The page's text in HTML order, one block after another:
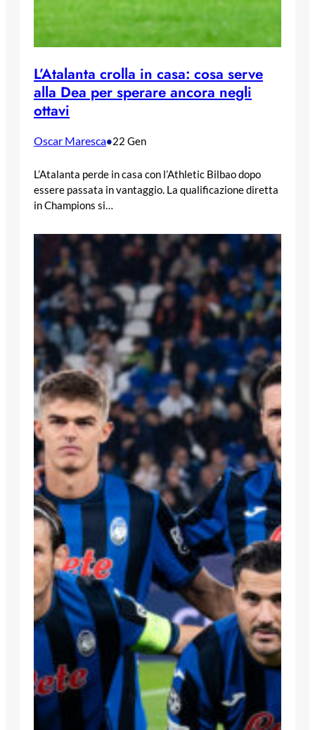
L’Atalanta crolla in casa: cosa serve
alla Dea per sperare ancora negli
ottavi
Oscar Maresca•22 Gen
L’Atalanta perde in casa con l’Athletic Bilbao dopo
essere passata in vantaggio. La qualificazione diretta
in Champions si…